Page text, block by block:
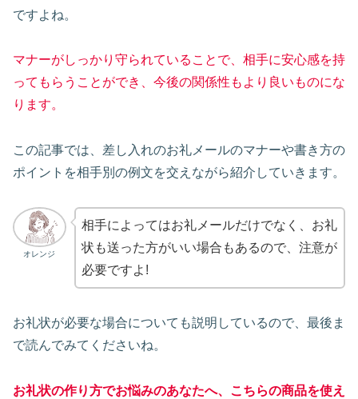
ですよね。
マナーがしっかり守られていることで、相手に安心感を持
ってもらうことができ、今後の関係性もより良いものにな
ります。
この記事では、差し入れのお礼メールのマナーや書き方の
ポイントを相手別の例文を交えながら紹介していきます。
オレンジ
相手によってはお礼メールだけでなく、お礼
状も送った方がいい場合もあるので、注意が
必要ですよ!
お礼状が必要な場合についても説明しているので、最後ま
で読んでみてくださいね。
お礼状の作り方でお悩みのあなたへ、こちらの商品を使え